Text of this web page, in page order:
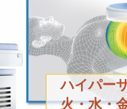
ハイパー
火・水・